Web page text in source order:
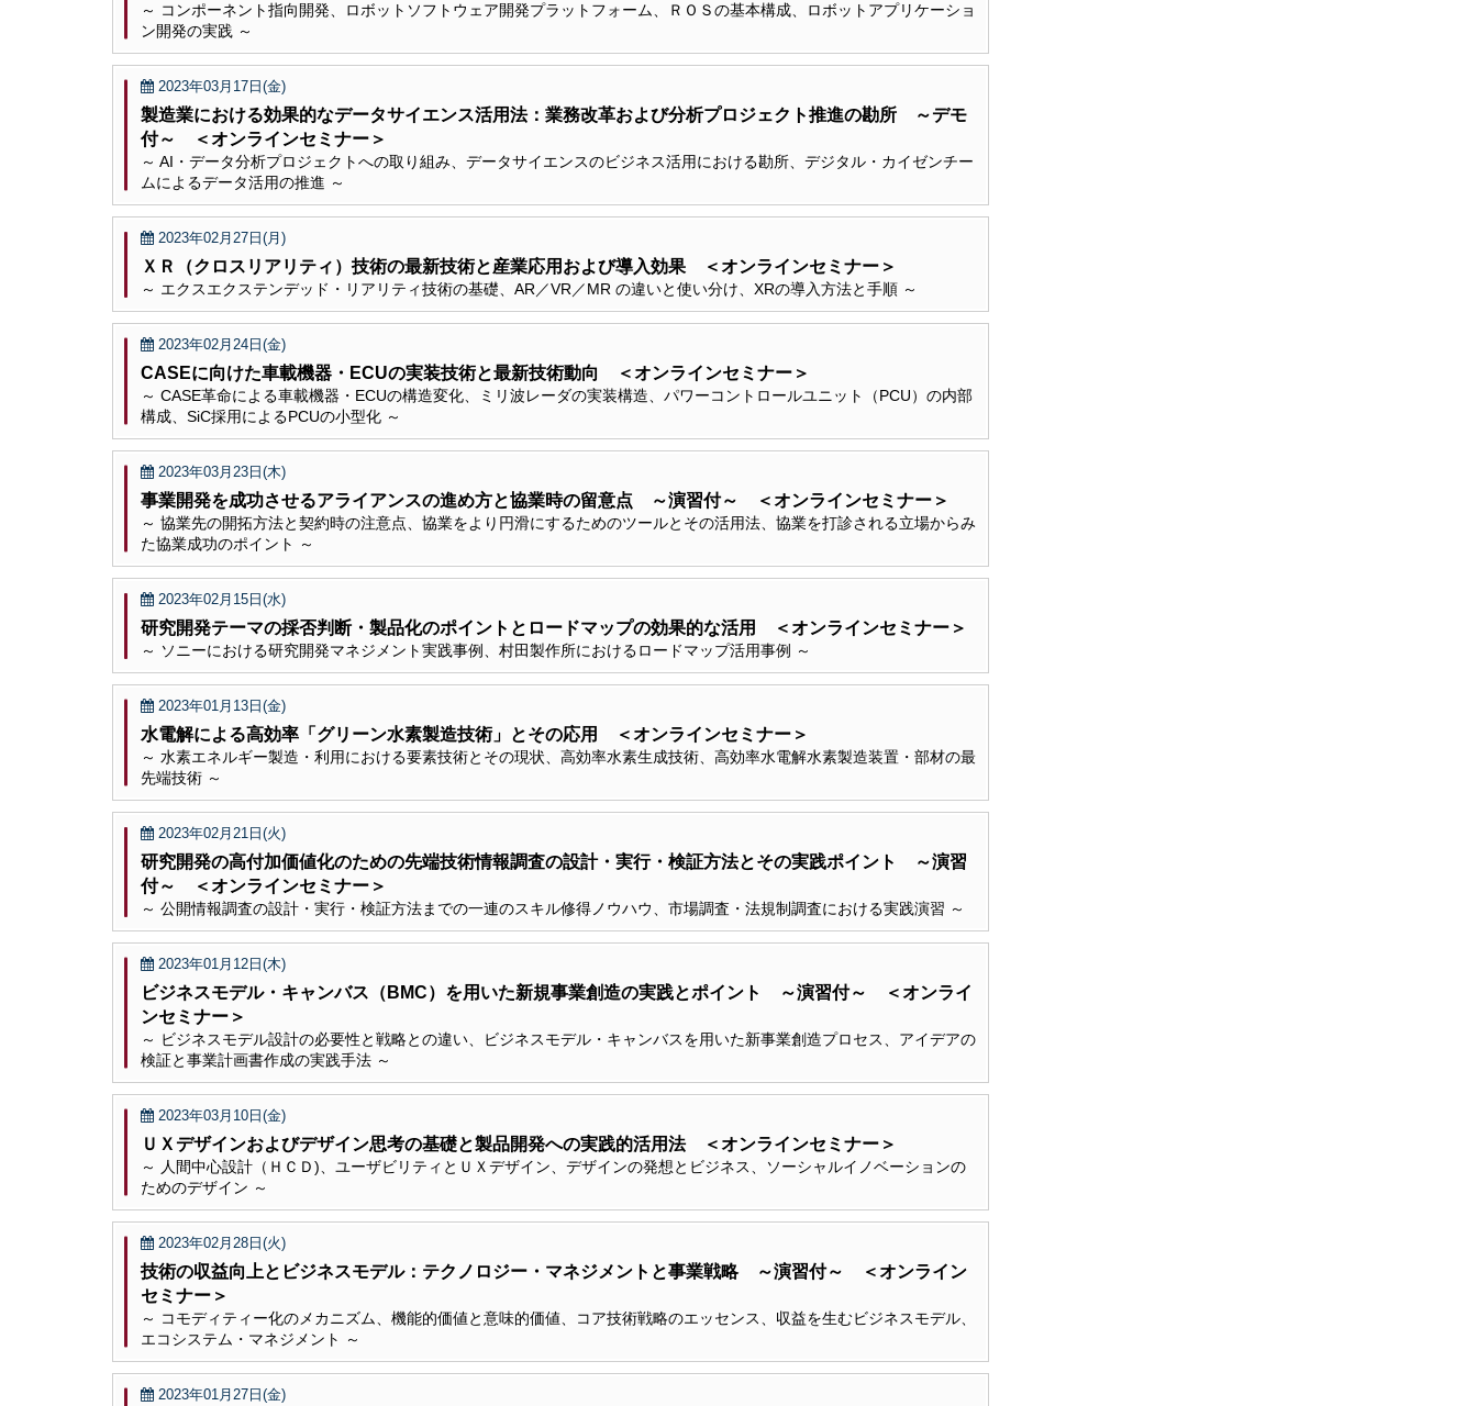
～ コンポーネント指向開発、ロボットソフトウェア開発プラットフォーム、ＲＯＳの基本構成、ロボットアプリケーショ
ン開発の実践 ～
2023年03月17日(金)
製造業における効果的なデータサイエンス活用法：業務改革および分析プロジェクト推進の勘所 ～デモ
付～ ＜オンラインセミナー＞
～ AI・データ分析プロジェクトへの取り組み、データサイエンスのビジネス活用における勘所、デジタル・カイゼンチー
ムによるデータ活用の推進 ～
2023年02月27日(月)
ＸＲ（クロスリアリティ）技術の最新技術と産業応用および導入効果 ＜オンラインセミナー＞
～ エクスエクステンデッド・リアリティ技術の基礎、AR／VR／MR の違いと使い分け、XRの導入方法と手順 ～
2023年02月24日(金)
CASEに向けた車載機器・ECUの実装技術と最新技術動向 ＜オンラインセミナー＞
～ CASE革命による車載機器・ECUの構造変化、ミリ波レーダの実装構造、パワーコントロールユニット（PCU）の内部
構成、SiC採用によるPCUの小型化 ～
2023年03月23日(木)
事業開発を成功させるアライアンスの進め方と協業時の留意点 ～演習付～ ＜オンラインセミナー＞
～ 協業先の開拓方法と契約時の注意点、協業をより円滑にするためのツールとその活用法、協業を打診される立場からみ
た協業成功のポイント ～
2023年02月15日(水)
研究開発テーマの採否判断・製品化のポイントとロードマップの効果的な活用 ＜オンラインセミナー＞
～ ソニーにおける研究開発マネジメント実践事例、村田製作所におけるロードマップ活用事例 ～
2023年01月13日(金)
水電解による高効率「グリーン水素製造技術」とその応用 ＜オンラインセミナー＞
～ 水素エネルギー製造・利用における要素技術とその現状、高効率水素生成技術、高効率水電解水素製造装置・部材の最
先端技術 ～
2023年02月21日(火)
研究開発の高付加価値化のための先端技術情報調査の設計・実行・検証方法とその実践ポイント ～演習
付～ ＜オンラインセミナー＞
～ 公開情報調査の設計・実行・検証方法までの一連のスキル修得ノウハウ、市場調査・法規制調査における実践演習 ～
2023年01月12日(木)
ビジネスモデル・キャンバス（BMC）を用いた新規事業創造の実践とポイント ～演習付～ ＜オンライ
ンセミナー＞
～ ビジネスモデル設計の必要性と戦略との違い、ビジネスモデル・キャンバスを用いた新事業創造プロセス、アイデアの
検証と事業計画書作成の実践手法 ～
2023年03月10日(金)
ＵＸデザインおよびデザイン思考の基礎と製品開発への実践的活用法 ＜オンラインセミナー＞
～ 人間中心設計（ＨＣＤ)、ユーザビリティとＵＸデザイン、デザインの発想とビジネス、ソーシャルイノベーションの
ためのデザイン ～
2023年02月28日(火)
技術の収益向上とビジネスモデル：テクノロジー・マネジメントと事業戦略 ～演習付～ ＜オンライン
セミナー＞
～ コモディティー化のメカニズム、機能的価値と意味的価値、コア技術戦略のエッセンス、収益を生むビジネスモデル、
エコシステム・マネジメント ～
2023年01月27日(金)